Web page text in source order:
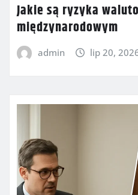
Jakie są ryzyka
międzynarodowym
admin lip 20,